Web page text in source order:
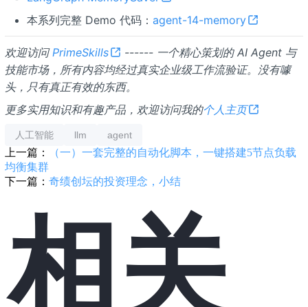
本系列完整 Demo 代码： agent-14-memory
欢迎访问 PrimeSkills
------ 一个精心策划的 AI Agent 与
技能市场，所有内容均经过真实企业级工作流验证。没有噱
头，只有真正有效的东西。
更多实用知识和有趣产品，欢迎访问我的个人主页
人工智能 llm agent
上一篇：
（一）一套完整的自动化脚本，一键搭建5节点负载
均衡集群
下一篇： 奇绩创坛的投资理念，小结
相关